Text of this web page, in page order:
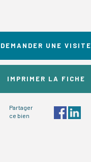
DEMANDER UNE VISITE
IMPRIMER LA FICHE
Partager
ce bien